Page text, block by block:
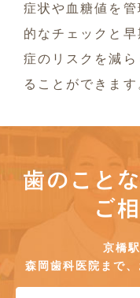
症状や血糖値を
的なチェックと
症のリスクを減
ることができます
歯のこと
ご
京橋
森岡歯科医院まで